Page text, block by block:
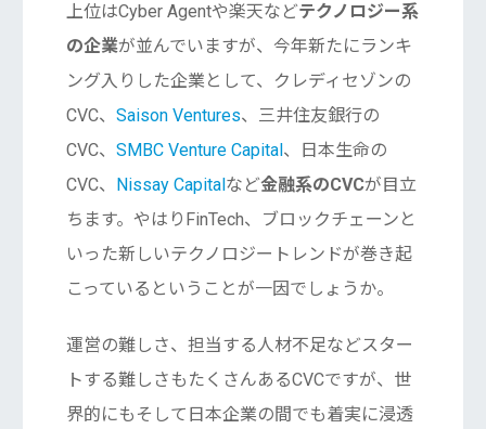
上位はCyber Agentや楽天などテクノロジー系
の企業が並んでいますが、今年新たにランキ
ング入りした企業として、クレディセゾンの
CVC、 Saison Ventures、三井住友銀行の
CVC、 SMBC Venture Capital 、日本生命の
CVC、
Nissay Capital など金融系のCVCが目立
ちます。やはりFinTech、ブロックチェーンと
いった新しいテクノロジートレンドが巻き起
こっているということが一因でしょうか。
運営の難しさ、担当する人材不足などスター
トする難しさもたくさんあるCVCですが、世
界的にもそして日本企業の間でも着実に浸透